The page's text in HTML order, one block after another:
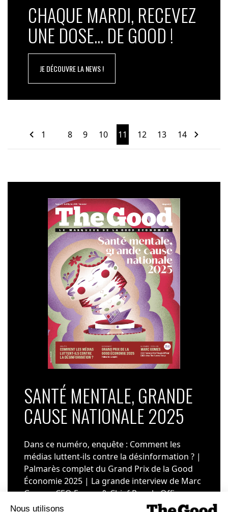
CHAQUE MARDI, RECEVEZ
UNE DOSE... DE GOOD !
JE DÉCOUVRE LA NEWS !
1 8 9 10 11 12 13 14
SANTÉ MENTALE, GRANDE
CAUSE NATIONALE 2025
Dans ce numéro, enquête : Comment les
médias luttent-ils contre la désinformation ? |
Palmarès complet du Grand Prix de la Good
Économie 2025 | La grande interview de Marc
Gomes, CEO France & Chief People Officer
EMEA chez The Adecco Group